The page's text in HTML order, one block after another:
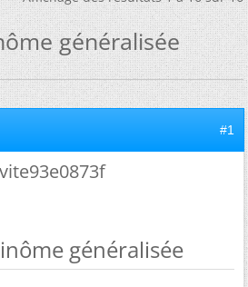
généralisée
#1
généralisée